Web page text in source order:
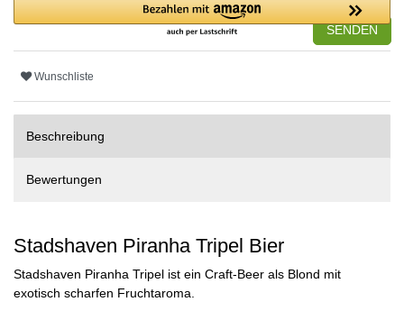
SENDEN
Wunschliste
Beschreibung
Bewertungen
Stadshaven Piranha Tripel Bier
Stadshaven Piranha Tripel ist ein Craft-Beer als Blond mit
exotisch scharfen Fruchtaroma.